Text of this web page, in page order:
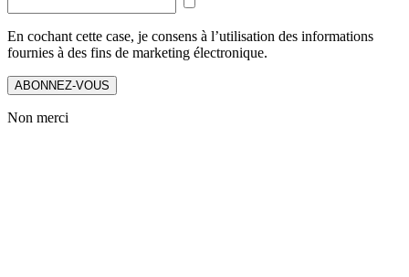
En cochant cette case, je consens à l’utilisation des informations
fournies à des fins de marketing électronique.
ABONNEZ-VOUS
Non merci